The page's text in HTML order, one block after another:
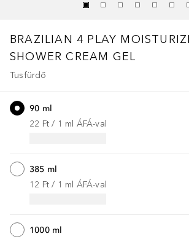
BRAZILIAN 4 PLAY
SHOWER CREAM GEL
Tusfürdő
90 ml
22 Ft / 1 ml ÁFÁ-val
385 ml
12 Ft / 1 ml ÁFÁ-val
1000 ml